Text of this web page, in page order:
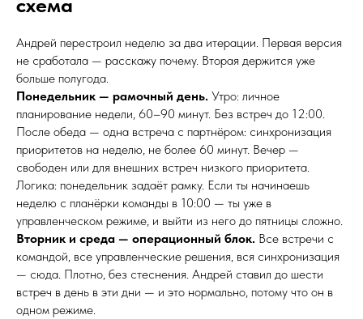
Андрей перестроил неделю за два итерации. Первая версия
не сработала — расскажу почему. Вторая держится уже
больше полугода.
Понедельник — рамочный день. Утро: личное
планирование недели, 60–90 минут. Без встреч до 12:00.
После обеда — одна встреча с партнёром: синхронизация
приоритетов на неделю, не более 60 минут. Вечер —
свободен или для внешних встреч низкого приоритета.
Логика: понедельник задаёт рамку. Если ты начинаешь
неделю с планёрки команды в 10:00 — ты уже в
управленческом режиме, и выйти из него до пятницы сложно.
Вторник и среда — операционный блок. Все встречи с
командой, все управленческие решения, вся синхронизация
— сюда. Плотно, без стеснения. Андрей ставил до шести
встреч в день в эти дни — и это нормально, потому что он в
одном режиме.